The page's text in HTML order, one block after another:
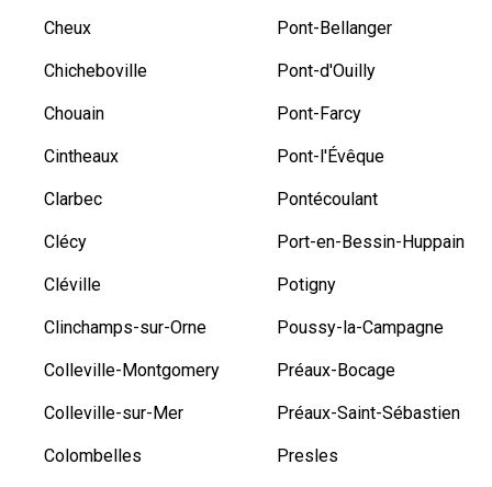
Cheux
Chicheboville
Chouain
Cintheaux
Clarbec
Clécy
Cléville
Clinchamps-sur-Orne
Colleville-Montgomery
Colleville-sur-Mer
Colombelles
Pont-Bellanger
Pont-d'Ouilly
Pont-Farcy
Pont-l'Évêque
Pontécoulant
Port-en-Bessin-Huppain
Potigny
Poussy-la-Campagne
Préaux-Bocage
Préaux-Saint-Sébastien
Presles